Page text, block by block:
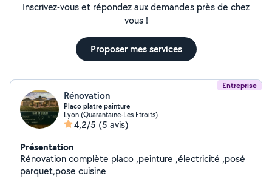
Inscrivez-vous et répondez aux demandes près de chez
vous !
Proposer mes services
Entreprise
Rénovation
Placo platre painture
Lyon (Quarantaine-Les Etroits)
4,2/5 (5 avis)
Présentation
Rénovation complète placo ,peinture ,électricité ,posé
parquet,pose cuisine